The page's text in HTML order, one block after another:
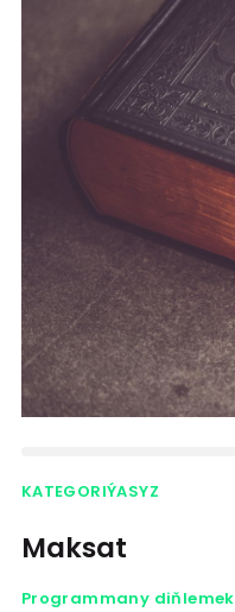
KATEGORIÝASYZ
Maksat
Programmany diňlemek